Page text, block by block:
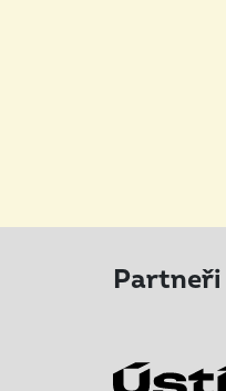
Partneři